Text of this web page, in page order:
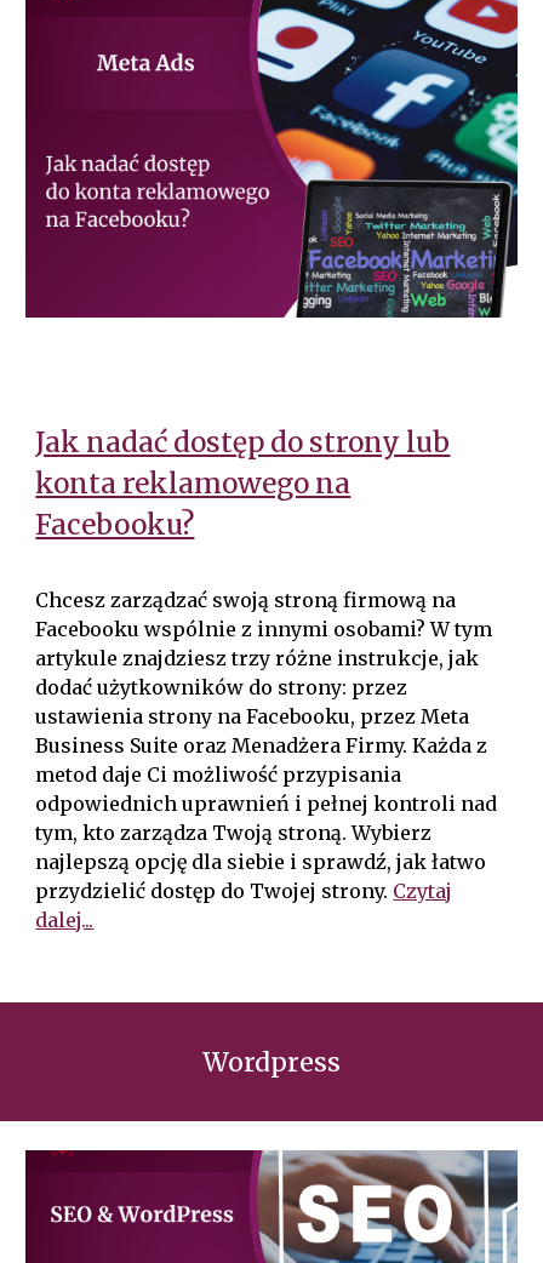
Jak nadać dostęp do strony lub
konta reklamowego na
Facebooku?
Chcesz zarządzać swoją stroną firmową na
Facebooku wspólnie z innymi osobami? W tym
artykule znajdziesz trzy różne instrukcje, jak
dodać użytkowników do strony: przez
ustawienia strony na Facebooku, przez Meta
Business Suite oraz Menadżera Firmy. Każda z
metod daje Ci możliwość przypisania
odpowiednich uprawnień i pełnej kontroli nad
tym, kto zarządza Twoją stroną. Wybierz
najlepszą opcję dla siebie i sprawdź, jak łatwo
przydzielić dostęp do Twojej strony. Czytaj
dalej...
Wordpress